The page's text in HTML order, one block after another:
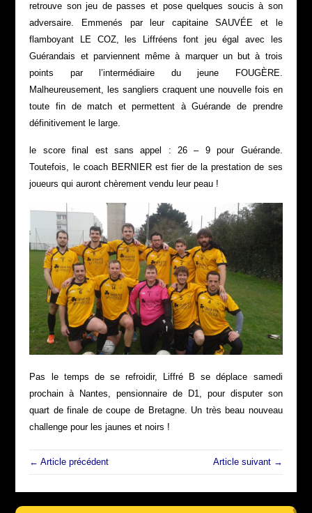
retrouve son jeu de passes et pose quelques soucis à son
adversaire. Emmenés par leur capitaine SAUVÉE et le
flamboyant LE COZ, les Liffréens font jeu égal avec les
Guérandais et parviennent même à marquer un but à trois
points par l’intermédiaire du jeune FOUGÈRE.
Malheureusement, les sangliers craquent une nouvelle fois en
toute fin de match et permettent à Guérande de prendre
définitivement le large.
le score final est sans appel : 26 – 9 pour Guérande.
Toutefois, le coach BERNIER est fier de la prestation de ses
joueurs qui auront chèrement vendu leur peau !
Pas le temps de se refroidir, Liffré B se déplace samedi
prochain à Nantes, pensionnaire de D1, pour disputer son
quart de finale de coupe de Bretagne. Un très beau nouveau
challenge pour les jaunes et noirs !
← Article précédent Article suivant →